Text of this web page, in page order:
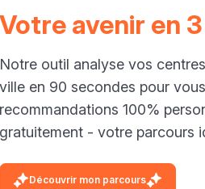
Votre avenir en
Notre outil analyse vos
ville en 90 secondes pour
recommandations 100%
gratuitement - votre parcours
Découvrir mon parcours